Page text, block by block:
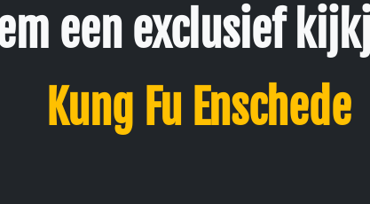
een exclusief
Kung Fu Enschede